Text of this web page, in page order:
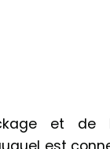
et de